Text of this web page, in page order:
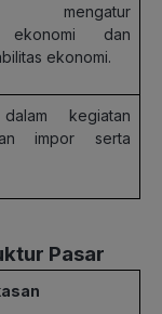
mengatur
ekonomi dan
ekonomi.
kegiatan
impor serta
Pasar